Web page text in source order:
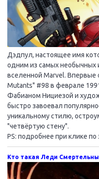
Дэдпул, настоящее имя
одним из самых необычных
вселенной Marvel. Впервые
Mutants" #98 в феврале
Фабианом Нициезой и
быстро завоевал
уникальному стилю,
"четвёртую стену".
PS: подробнее при клике по
Кто такая Леди